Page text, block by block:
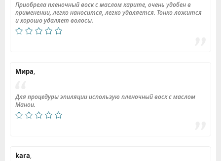
Приобрела пленочный воск с маслом карите, очень удобен в
применении, легко наносится, легко удаляется. Тонко ложится
и хорошо удаляет волосы.
Мира,
Для процедуры эпиляции использую пленочный воск с маслом
Манои.
kara,